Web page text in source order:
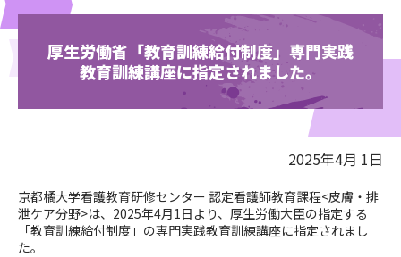
厚生労働省「教育訓練給付制度」専門実践
教育訓練講座に指定されました。
2025年4月 1日
京都橘大学看護教育研修センター 認定看護師教育課程<皮膚・排
泄ケア分野>は、 2025年4月1日より、厚生労働大臣の指定する
「教育訓練給付制度」の専門実践教育訓練講座に指定されまし
た。